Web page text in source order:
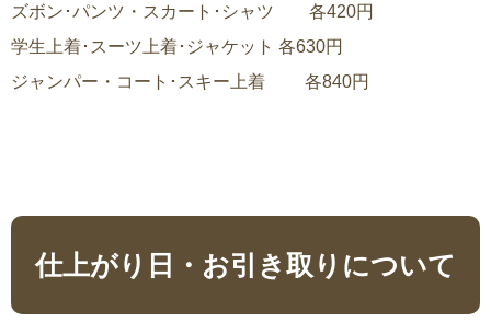
ズボン･パンツ・スカート･シャツ 各420円
学生上着･スーツ上着･ジャケット 各630円
ジャンパー・コート･スキー上着 各840円
仕上がり日・お引き取りについて